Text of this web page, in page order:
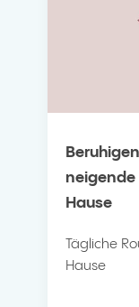
neigende
Hause
Tägliche
Hause